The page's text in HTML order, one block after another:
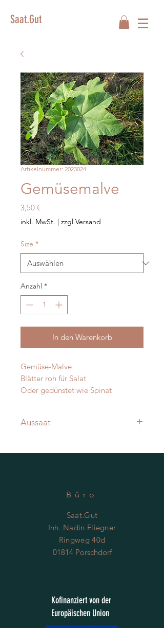
Saat.Gut
Artikelnummer: 2023024
Gemüsemalve
3,50 €Preis
inkl. MwSt. | zzgl.Versand
Size *
Anzahl *
In den Warenkorb
Gemüse-Malve
Blätter roh für Salat
Oder gedünstet wie Spinat
Aussaat
Büro
Saat.Gut
Inh. Nadin Fliegner
Ringweg 40d
01814 Porschdorf
Kofinanziert von der
Europäischen Union